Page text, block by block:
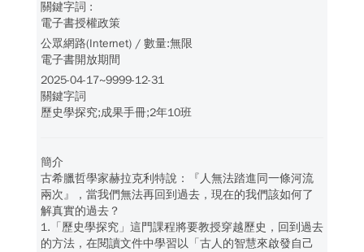
電子書授權政策
公眾網路(Internet) / 數量:無限
電子書開放期間
2025-04-17~9999-12-31
關鍵字詞
歷史學探究;成果手冊;2年10班
簡介
古希臘哲學家赫拉克利特說：『人無法踏進同一條河流
兩次』，當我們無法再回到過去，現在的我們該如何了
解真實的過去？
1.「歷史學探究」這門課程將要教授穿越歷史，回到過去
的方法，在閱讀文件中學習以「古人的智慧來啟發自己